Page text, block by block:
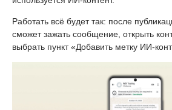
Работать всё будет так: после
сможет зажать сообщение, открыть
выбрать пункт «Добавить метку ИИ-